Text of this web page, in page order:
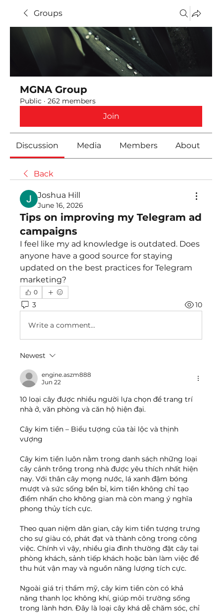
Groups
MGNA Group
Public · 262 members
Join
Discussion Media Members About
Back
Joshua Hill
June 16, 2026
Tips on improving my Telegram ad
campaigns
I feel like my ad knowledge is outdated. Does
anyone have a good source for staying
updated on the best practices for Telegram
marketing?
0
3 10
Write a comment...
Newest
engine.aszm888
Jun 22
10 loại cây được nhiều người lựa chọn để trang trí
nhà ở, văn phòng và căn hộ hiện đại.
Cây kim tiền – Biểu tượng của tài lộc và thịnh
vượng
Cây kim tiền luôn nằm trong danh sách những loại
cây cảnh trồng trong nhà được yêu thích nhất hiện
nay. Với thân cây mọng nước, lá xanh đậm bóng
mượt và sức sống bền bỉ, kim tiền không chỉ tạo
điểm nhấn cho không gian mà còn mang ý nghĩa
phong thủy tích cực.
Theo quan niệm dân gian, cây kim tiền tượng trưng
cho sự giàu có, phát đạt và thành công trong công
việc. Chính vì vậy, nhiều gia đình thường đặt cây tại
phòng khách, sảnh tiếp khách hoặc bàn làm việc để
thu hút vận may và nguồn năng lượng tích cực.
Ngoài giá trị thẩm mỹ, cây kim tiền còn có khả
năng thanh lọc không khí, giúp môi trường sống
trong lành hơn. Đây là loại cây khá dễ chăm sóc, chỉ